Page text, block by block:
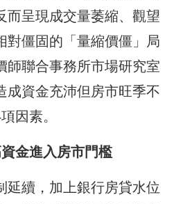
而呈現成交量萎縮、觀望
對僵固的「量縮價僵」局
師聯合事務所市場研究室
成資金充沛但房市旺季不
因素。
金進入房市門檻
延續，加上銀行房貸水位